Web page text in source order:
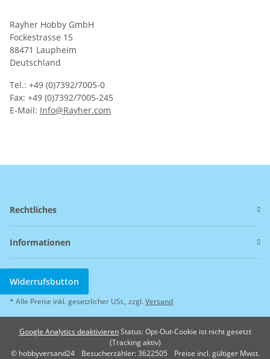
Rayher Hobby GmbH
Fockestrasse 15
88471 Laupheim
Deutschland
Tel.: +49 (0)7392/7005-0
Fax: +49 (0)7392/7005-245
E-Mail: Info@Rayher.com
Rechtliches
Informationen
Widerrufsbutton
* Alle Preise inkl. gesetzlicher USt., zzgl.Versand
Google Analytics deaktivieren Status: Opt-Out-Cookie ist nicht gesetzt
(Tracking aktiv)
© hobbyversand24
Besucherzähler: 3622505 Preise incl. gültiger Mwst.